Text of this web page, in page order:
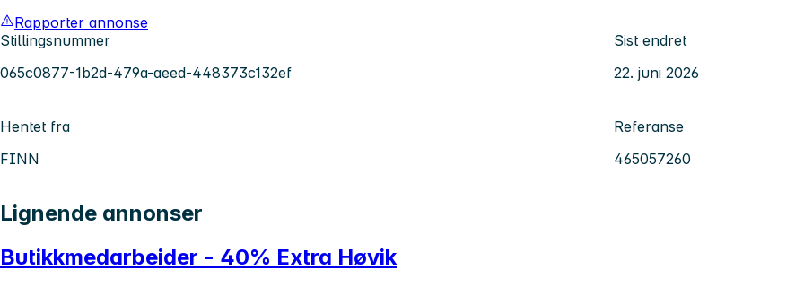
Rapporter annonse
Stillingsnummer
065c0877-1b2d-479a-aeed-448373c132ef
Sist endret
22. juni 2026
Hentet fra
FINN
Referanse
465057260
Lignende annonser
Butikkmedarbeider - 40% Extra Høvik